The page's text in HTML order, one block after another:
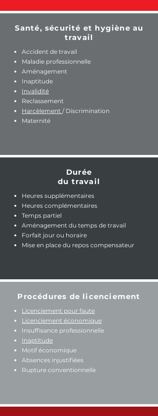
Santé, sécurité et hygiène au
travail
Accident de travail
Maladie professionnelle
Aménagement
Inaptitude
Invalidité
Reclassement
Harcèlement / Discrimination
Maternité
Durée
du travail
Heures supplémentaires
Heures complémentaires
Temps partiel
Aménagement du temps de travail
Forfait jour ou horaire
Mise en place du repos compensateur
Procédures de licenciement
Licenciement pour faute
Licenciement économique
Insuffisance professionnelle
Inaptitude
Motif économique
Absences injustifiées
Rupture conventionnelle